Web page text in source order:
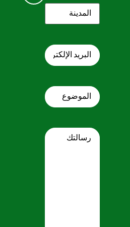
المدينة(مطلوب)
البريد
الإلكتروني
Subject
Message